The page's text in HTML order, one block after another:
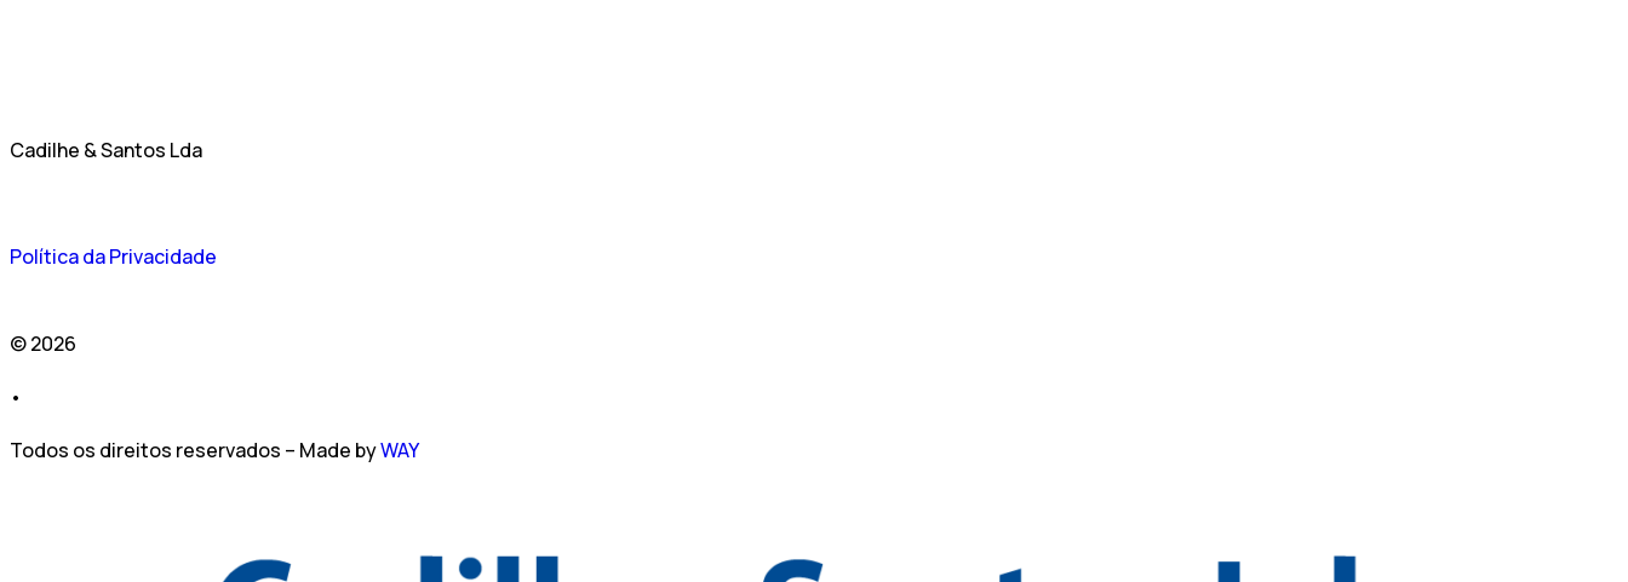
Cadilhe & Santos Lda
Política da Privacidade
© 2026
•
Todos os direitos reservados – Made byWAY